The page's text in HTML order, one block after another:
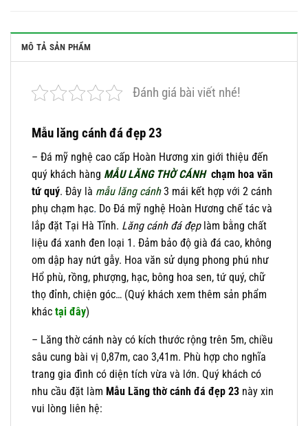
MÔ TẢ SẢN PHẨM
Đánh giá bài viết nhé!
Mẫu lăng cánh đá đẹp 23
– Đá mỹ nghệ cao cấp Hoàn Hương xin giới thiệu đến
quý khách hàng MẪU LĂNG THỜ CÁNH chạm hoa văn
tứ quý. Đây là mẫu lăng cánh3 mái kết hợp với 2 cánh
phụ chạm hạc. Do Đá mỹ nghệ Hoàn Hương chế tác và
lắp đặt Tại Hà Tĩnh. Lăng cánh đá đẹplàm bằng chất
liệu đá xanh đen loại 1. Đảm bảo độ già đá cao, không
om dập hay nứt gẫy. Hoa văn sử dụng phong phú như
Hổ phù, rồng, phượng, hạc, bông hoa sen, tứ quý, chữ
thọ đỉnh, chiện góc… (Quý khách xem thêm sản phẩm
khác tại đây)
– Lăng thờ cánh này có kích thước rộng trên 5m, chiều
sâu cung bài vị 0,87m, cao 3,41m. Phù hợp cho nghĩa
trang gia đình có diện tích vừa và lớn. Quý khách có
nhu cầu đặt làm Mẫu Lăng thờ cánh đá đẹp 23 này xin
vui lòng liên hệ: